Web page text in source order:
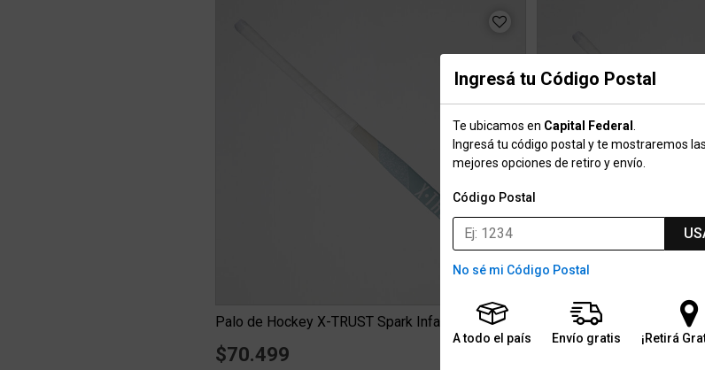
Ingresá tu Código Postal
Te ubicamos en Capital Federal
Ingresá tu código postal y te mostraremos las
mejores opciones de retiro y envío.
Código Postal
No sé mi Código Postal
A todo el país Envío gratis ¡Retirá
$70.499